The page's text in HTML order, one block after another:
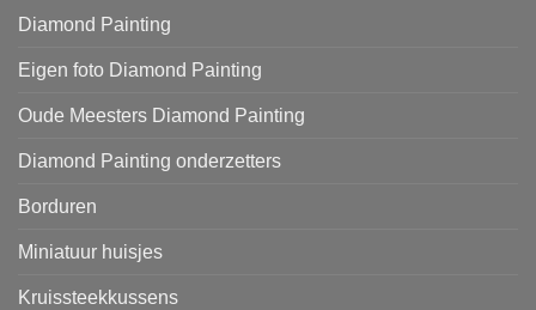
Diamond Painting
Eigen foto Diamond Painting
Oude Meesters Diamond Painting
Diamond Painting onderzetters
Borduren
Miniatuur huisjes
Kruissteekkussens